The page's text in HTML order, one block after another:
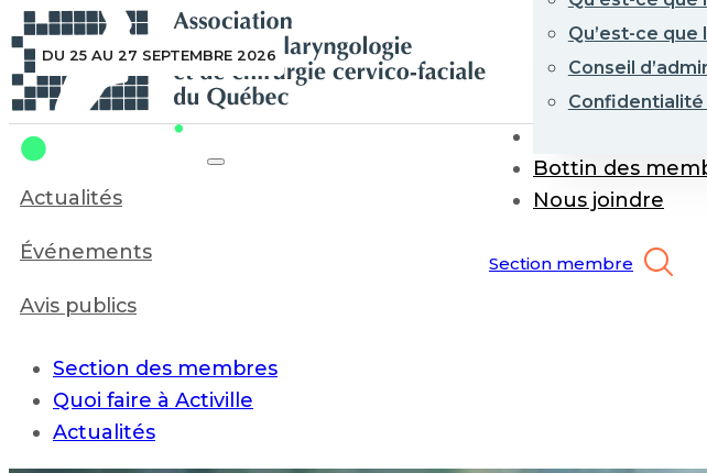
Recherche en cours...
Qu’est-ce que
Conseil
Bottin des
Nous joindre
Section membre
Actualités
Événements
Avis publics
Section des membres
Quoi faire à Activille
Actualités
LE 24 SEPTEMBRE 2026
DU 25 AU 27 SEPTEMBRE 2026